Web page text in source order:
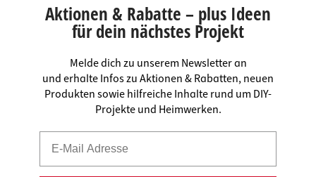
Aktionen & Rabatte – plus Ideen
für dein nächstes Projekt
Melde dich zu unserem Newsletter an
und erhalte Infos zu Aktionen & Rabatten, neuen
Produkten sowie hilfreiche Inhalte rund um DIY-
Projekte und Heimwerken.